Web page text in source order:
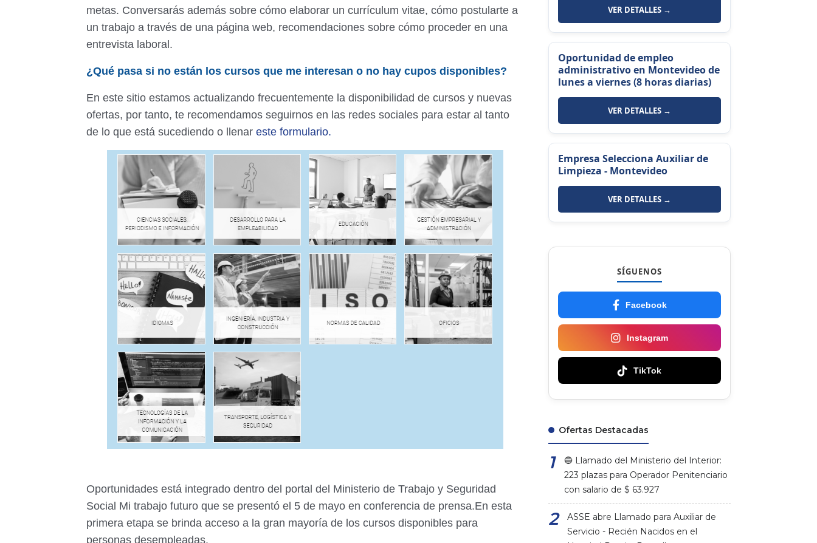
metas. Conversarás además sobre cómo elaborar un currículum vitae, cómo postularte a
un trabajo a través de una página web, recomendaciones sobre cómo proceder en una
entrevista laboral.
¿Qué pasa si no están los cursos que me interesan o no hay cupos disponibles?
En este sitio estamos actualizando frecuentemente la disponibilidad de cursos y nuevas
ofertas, por tanto, te recomendamos seguirnos en las redes sociales para estar al tanto
de lo que está sucediendo o llenar este formulario.
Oportunidades está integrado dentro del portal del Ministerio de Trabajo y Seguridad
Social Mi trabajo futuro que se presentó el 5 de mayo en conferencia de prensa.En esta
primera etapa se brinda acceso a la gran mayoría de los cursos disponibles para
personas desempleadas.
VER DETALLES →
Oportunidad de empleo
administrativo en Montevideo de
lunes a viernes (8 horas diarias)
VER DETALLES →
Empresa Selecciona Auxiliar de
Limpieza - Montevideo
VER DETALLES →
SÍGUENOS
Facebook
Instagram
TikTok
Ofertas Destacadas
🔵 Llamado del Ministerio del Interior:
223 plazas para Operador Penitenciario
con salario de $ 63.927
ASSE abre Llamado para Auxiliar de
Servicio - Recién Nacidos en el